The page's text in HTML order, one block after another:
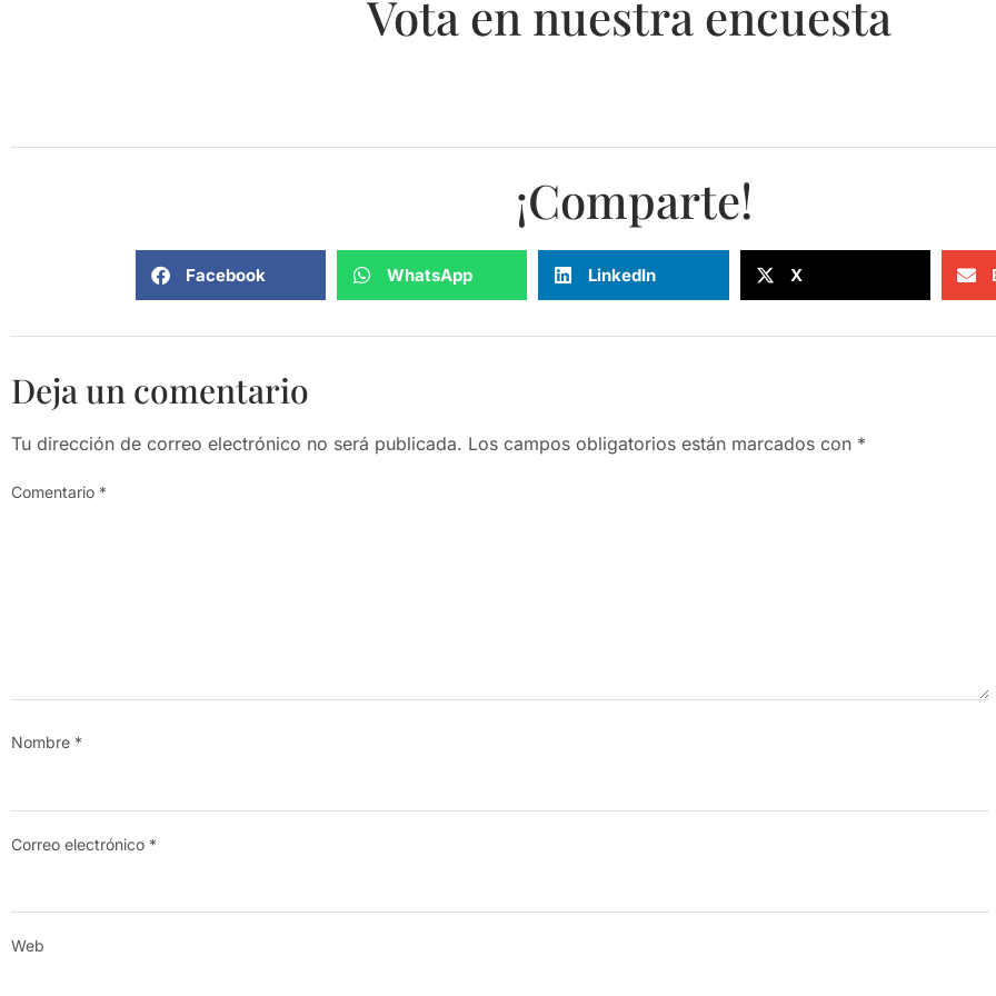
Vota en nuestra encuesta
¡Comparte!
Facebook WhatsApp LinkedIn X
Deja un comentario
Tu dirección de correo electrónico no será publicada. Los campos obligatorios están marcados con *
Comentario *
Nombre *
Correo electrónico *
Web